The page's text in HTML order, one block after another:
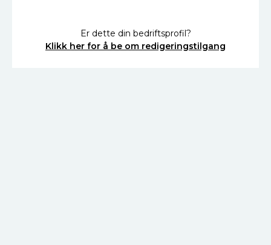
Er dette din bedriftsprofil?
Klikk her for å be om redigeringstilgang